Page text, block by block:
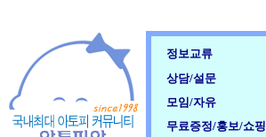
정보교류
상담/설문
모임/자유
무료증정/홍보/쇼핑